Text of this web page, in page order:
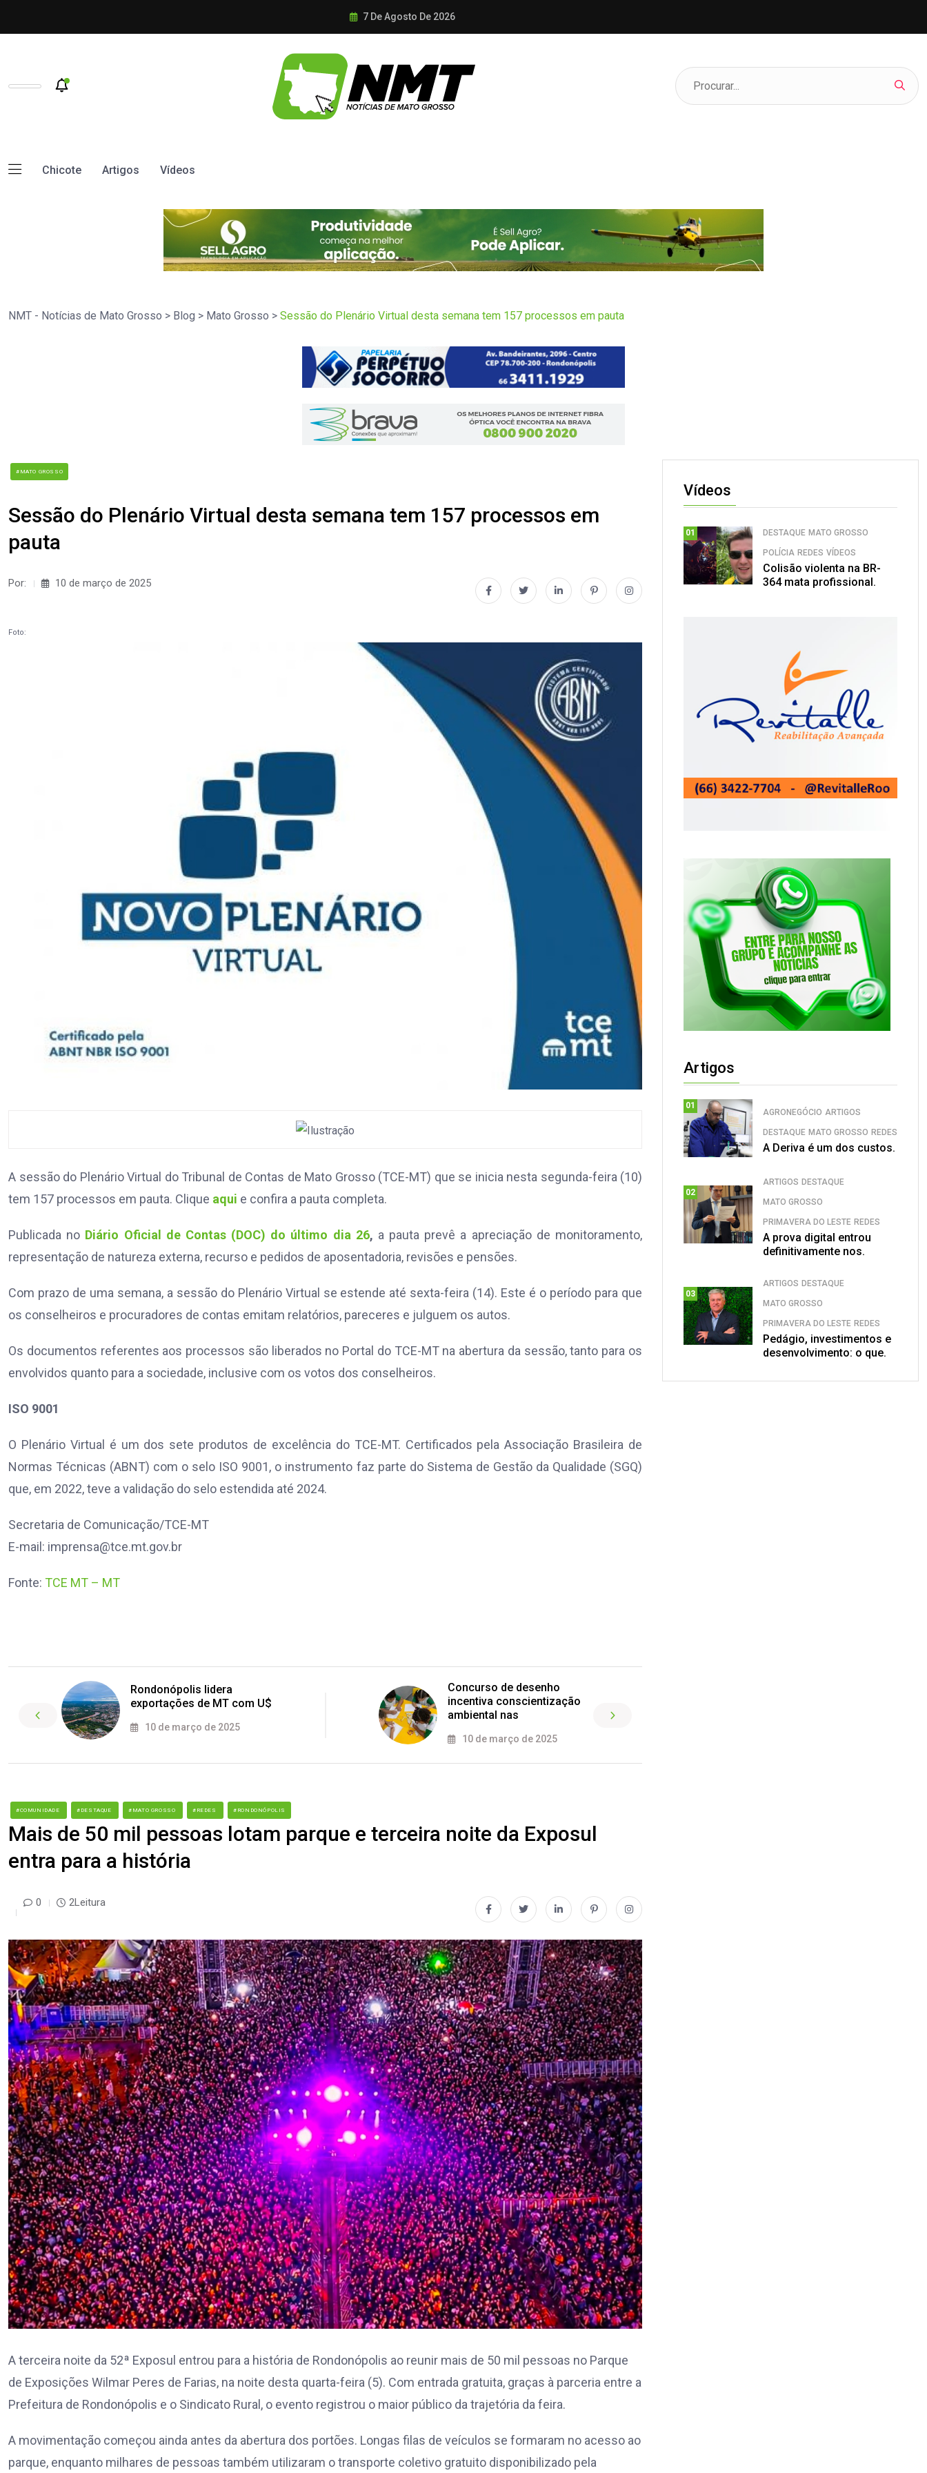
7 De Agosto De 2026
Chicote Artigos Vídeos
NMT - Notícias de Mato Grosso > Blog > Mato Grosso > Sessão do Plenário Virtual desta semana tem 157 processos em pauta
#MATO GROSSO
Sessão do Plenário Virtual desta semana tem 157 processos em
pauta
Por: 10 de março de 2025
Foto:
A sessão do Plenário Virtual do Tribunal de Contas de Mato Grosso (TCE-MT) que se inicia nesta segunda-feira (10)
tem 157 processos em pauta. Clique aqui e confira a pauta completa.
Publicada no Diário Oficial de Contas (DOC) do último dia 26, a pauta prevê a apreciação de monitoramento,
representação de natureza externa, recurso e pedidos de aposentadoria, revisões e pensões.
Com prazo de uma semana, a sessão do Plenário Virtual se estende até sexta-feira (14). Este é o período para que
os conselheiros e procuradores de contas emitam relatórios, pareceres e julguem os autos.
Os documentos referentes aos processos são liberados no Portal do TCE-MT na abertura da sessão, tanto para os
envolvidos quanto para a sociedade, inclusive com os votos dos conselheiros.
ISO 9001
O Plenário Virtual é um dos sete produtos de excelência do TCE-MT. Certificados pela Associação Brasileira de
Normas Técnicas (ABNT) com o selo ISO 9001, o instrumento faz parte do Sistema de Gestão da Qualidade (SGQ)
que, em 2022, teve a validação do selo estendida até 2024.
Secretaria de Comunicação/TCE-MT
E-mail: imprensa@tce.mt.gov.br
Fonte: TCE MT – MT
Rondonópolis lidera
exportações de MT com U$
10 de março de 2025
Concurso de desenho
incentiva conscientização
ambiental nas
10 de março de 2025
#COMUNIDADE #DESTAQUE #MATO GROSSO #REDES #RONDONÓPOLIS
Mais de 50 mil pessoas lotam parque e terceira noite da Exposul
entra para a história
0 2Leitura
A terceira noite da 52ª Exposul entrou para a história de Rondonópolis ao reunir mais de 50 mil pessoas no Parque
de Exposições Wilmar Peres de Farias, na noite desta quarta-feira (5). Com entrada gratuita, graças à parceria entre a
Prefeitura de Rondonópolis e o Sindicato Rural, o evento registrou o maior público da trajetória da feira.
A movimentação começou ainda antes da abertura dos portões. Longas filas de veículos se formaram no acesso ao
parque, enquanto milhares de pessoas também utilizaram o transporte coletivo gratuito disponibilizado pela
Vídeos
01 DESTAQUE MATO GROSSO
POLÍCIA REDES VÍDEOS
Colisão violenta na BR-
364 mata profissional.
Artigos
01
AGRONEGÓCIO ARTIGOS
DESTAQUE MATO GROSSO REDES
A Deriva é um dos custos.
02
ARTIGOS DESTAQUE
MATO GROSSO
PRIMAVERA DO LESTE REDES
A prova digital entrou
definitivamente nos.
03
ARTIGOS DESTAQUE
MATO GROSSO
PRIMAVERA DO LESTE REDES
Pedágio, investimentos e
desenvolvimento: o que.